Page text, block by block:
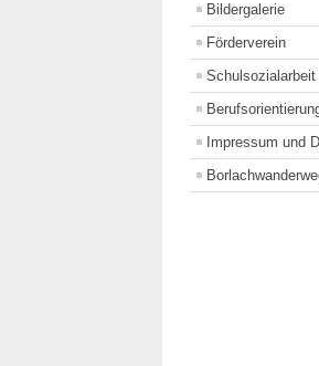
Bildergalerie
Förderverein
Schulsozialarbeit
Impressum und